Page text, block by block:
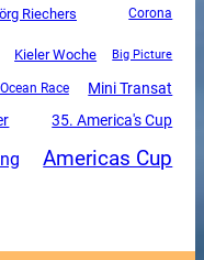
Riechers Corona
Kieler Woche Big Picture
Race Mini Transat
35. America's Cup
Americas Cup